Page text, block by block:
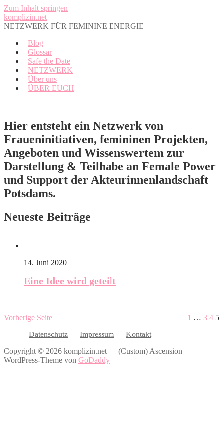
Zum Inhalt springen
komplizin.net
NETZWERK FÜR FEMININE ENERGIE
Blog
Glossar
Safe the Date
NETZWERK
Über uns
ÜBER EUCH
Hier entsteht ein Netzwerk von
Fraueninitiativen, femininen Projekten,
Angeboten und Wissenswertem zur
Darstellung & Teilhabe an Female Power
und Support der Akteurinnenlandschaft
Potsdams.
Neueste Beiträge
14. Juni 2020
Eine Idee wird geteilt
Vorherige Seite 1 … 3 4 5
Datenschutz
Impressum
Kontakt
Copyright © 2026 komplizin.net — (Custom) Ascension
WordPress-Theme von GoDaddy